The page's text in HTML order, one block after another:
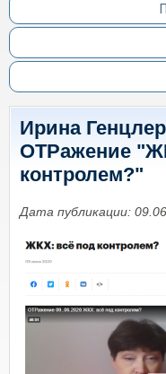
Ирина
ОТРажение
контролем?"
Дата публикации: